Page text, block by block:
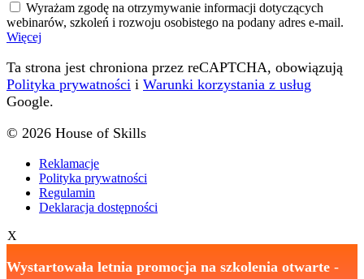
Wyrażam zgodę na otrzymywanie informacji dotyczących
webinarów, szkoleń i rozwoju osobistego na podany adres e-mail.
Więcej
Ta strona jest chroniona przez reCAPTCHA, obowiązują
Polityka prywatności i Warunki korzystania z usług
Google.
© 2026 House of Skills
Reklamacje
Polityka prywatności
Regulamin
Deklaracja dostępności
X
Wystartowała letnia promocja na szkolenia otwarte -